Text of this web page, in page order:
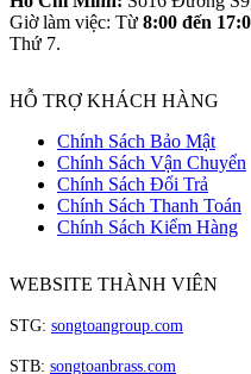
Giờ làm việc: Từ 8:00 đến
Thứ 7.
HỖ TRỢ KHÁCH HÀNG
Chính Sách Bảo Mật
Chính Sách Vận Chuyển
Chính Sách Đổi Trả
Chính Sách Thanh Toán
Chính Sách Kiểm Hàng
WEBSITE THÀNH VIÊN
STG: songtoangroup.com
STB: songtoanbrass.com